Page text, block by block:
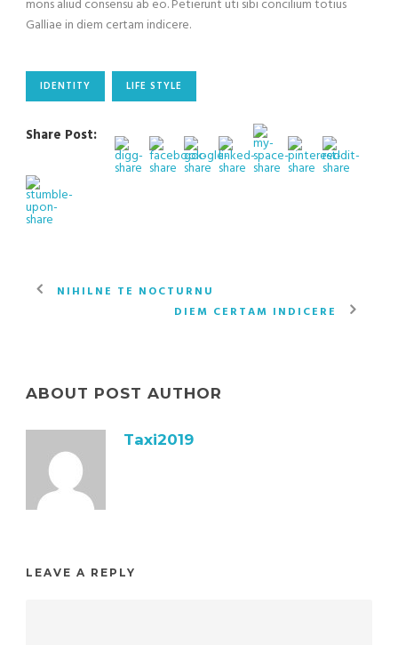
mons aliud consensu ab eo. Petierunt uti sibi concilium totius
Galliae in diem certam indicere.
IDENTITY LIFE STYLE
Share Post:
NIHILNE TE NOCTURNU
DIEM CERTAM INDICERE
ABOUT POST AUTHOR
Taxi2019
LEAVE A REPLY